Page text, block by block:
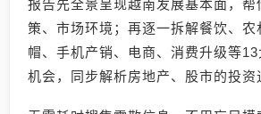
报告先全景呈现越南发展基本面，帮
策、市场环境；再逐一拆解餐饮、农
帽、手机产销、电商、消费升级等13
机会，同步解析房地产、股市的投资